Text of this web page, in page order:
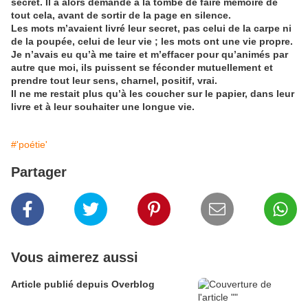
tout cela, avant de sortir de la page en silence.
Les mots m’avaient livré leur secret, pas celui de la carpe ni
de la poupée, celui de leur vie ; les mots ont une vie propre.
Je n’avais eu qu’à me taire et m’effacer pour qu’animés par
autre que moi, ils puissent se féconder mutuellement et
prendre tout leur sens, charnel, positif, vrai.
Il ne me restait plus qu’à les coucher sur le papier, dans leur
livre et à leur souhaiter une longue vie.
#'poétie'
Partager
Vous aimerez aussi
Article publié depuis Overblog